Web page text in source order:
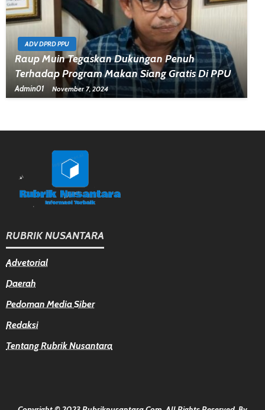
ADV DPRD PPU
Raup Muin Tegaskan Dukungan Penuh
Terhadap Program Makan Siang Gratis Di PPU
Admin01 November 7, 2024
RUBRIK NUSANTARA
Advetorial
Daerah
Pedoman Media Siber
Redaksi
Tentang Rubrik Nusantara